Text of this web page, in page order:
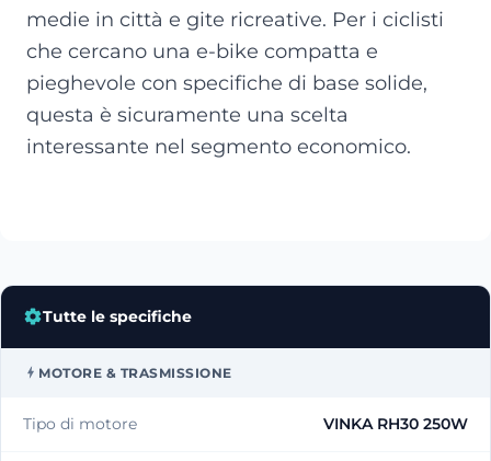
medie in città e gite ricreative. Per i ciclisti
che cercano una e-bike compatta e
pieghevole con specifiche di base solide,
questa è sicuramente una scelta
interessante nel segmento economico.
Tutte le specifiche
MOTORE & TRASMISSIONE
Tipo di motore VINKA RH30 250W